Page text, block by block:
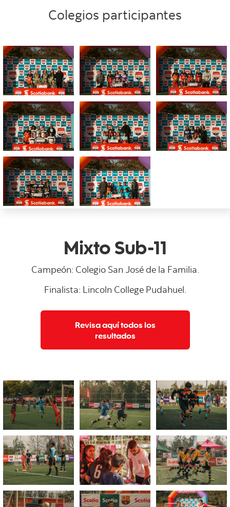
Colegios participantes
Mixto Sub-11
Campeón: Colegio San José de la Familia.
Finalista: Lincoln College Pudahuel.
Revisa aquí todos los
resultados